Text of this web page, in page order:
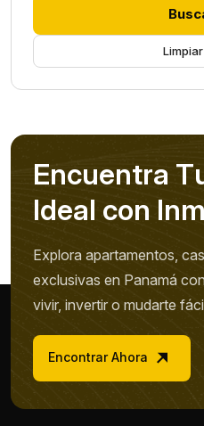
Encuentra T
Ideal con Inm
Explora apartamentos,
exclusivas en Panamá
vivir, invertir o mudarte
Encontrar Ahora